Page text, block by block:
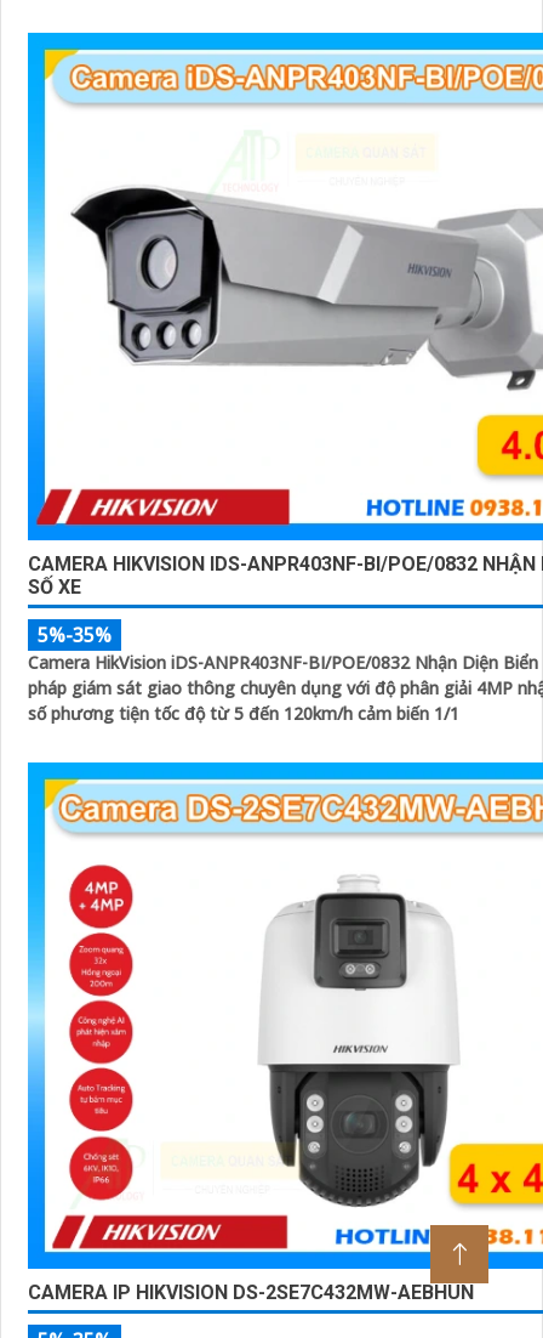
CAMERA HIKVISION IDS-ANPR403NF-BI/POE/0832 NHẬN
SỐ XE
5%-35%
Camera HikVision iDS-ANPR403NF-BI/POE/0832 Nhận Diện Biển
pháp giám sát giao thông chuyên dụng với độ phân giải 4MP
số phương tiện tốc độ từ 5 đến 120km/h cảm biến 1/1
CAMERA IP HIKVISION DS-2SE7C432MW-AEBHUN